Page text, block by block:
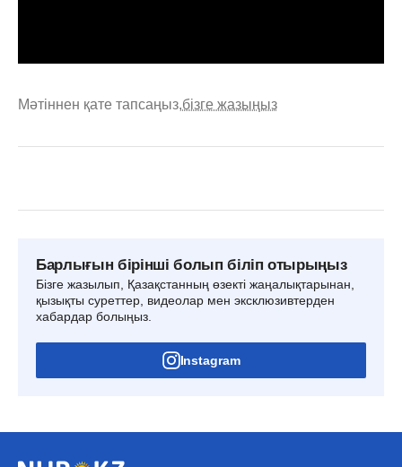
Мәтіннен қате тапсаңыз,бізге жазыңыз
Барлығын бірінші болып біліп отырыңыз
Бізге жазылып, Қазақстанның өзекті жаңалықтарынан,
қызықты суреттер, видеолар мен эксклюзивтерден
хабардар болыңыз.
Instagram